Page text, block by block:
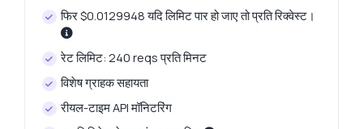
फिर $0.0129948 यदि लिमिट पार हो जाए तो प्रति रिक्वेस्ट।
रेट लिमिट: 240 reqs प्रति मिनट
विशेष ग्राहक सहायता
रीयल-टाइम API मॉनिटरिंग